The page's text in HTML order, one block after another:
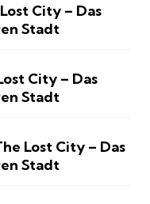
City – Das
Stadt
City – Das
Stadt
Lost City – Das
Stadt